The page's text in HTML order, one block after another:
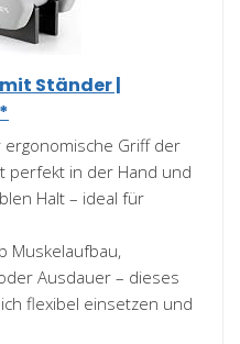
Ständer |
Griff der
perfekt in der Hand und
Halt – ideal für
Muskelaufbau,
Ausdauer – dieses
flexibel einsetzen und